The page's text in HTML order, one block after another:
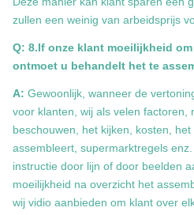
zullen een weinig van arbeidsprijs
Q: 8.If onze klant moeilijkheid
ontmoet u behandelt het te
A: Gewoonlijk, wanneer de
voor klanten, wij als velen factoren,
beschouwen, het kijken, kosten,
assembleert, supermarktregels
instructie door lijn of door beelden
moeilijkheid na overzicht het
wij vidio aanbieden om klant over